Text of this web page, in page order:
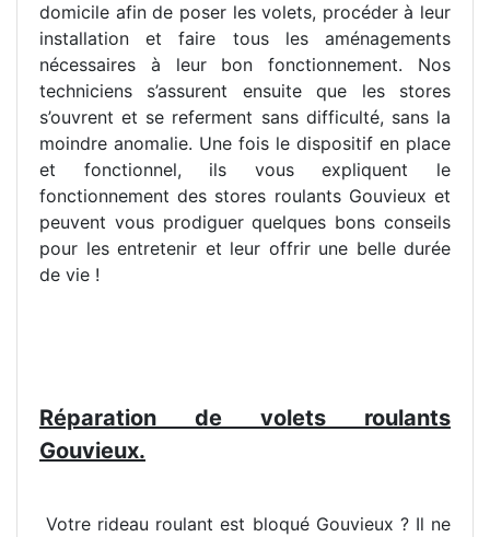
domicile afin de poser les volets, procéder à leur
installation et faire tous les aménagements
nécessaires à leur bon fonctionnement. Nos
techniciens s’assurent ensuite que les stores
s’ouvrent et se referment sans difficulté, sans la
moindre anomalie. Une fois le dispositif en place
et fonctionnel, ils vous expliquent le
fonctionnement des stores roulants Gouvieux et
peuvent vous prodiguer quelques bons conseils
pour les entretenir et leur offrir une belle durée
de vie !
Réparation de volets roulants
Gouvieux.
Votre rideau roulant est bloqué Gouvieux ? Il ne